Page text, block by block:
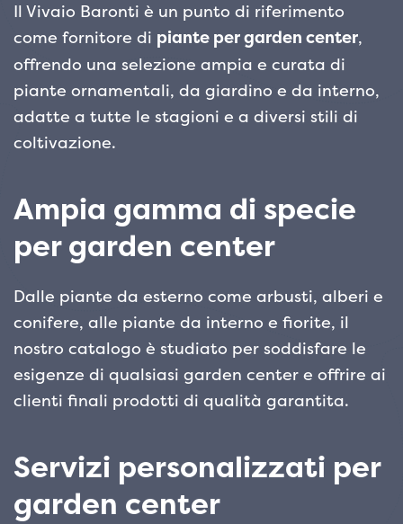
Il Vivaio Baronti è un punto di riferimento
come fornitore di piante per garden center,
offrendo una selezione ampia e curata di
piante ornamentali, da giardino e da interno,
adatte a tutte le stagioni e a diversi stili di
coltivazione.
Ampia gamma di specie
per garden center
Dalle piante da esterno come arbusti, alberi e
conifere, alle piante da interno e fiorite, il
nostro catalogo è studiato per soddisfare le
esigenze di qualsiasi garden center e offrire ai
clienti finali prodotti di qualità garantita.
Servizi personalizzati per
garden center